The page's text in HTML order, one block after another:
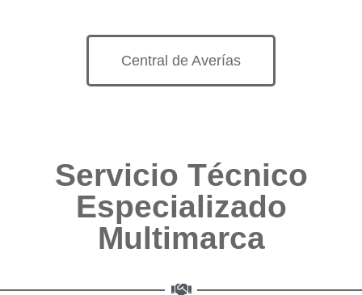
Central de Averías
Servicio Técnico
Especializado
Multimarca